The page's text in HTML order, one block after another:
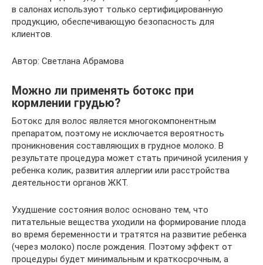
в салонах используют только сертифицированную
продукцию, обеспечивающую безопасность для
клиентов.
Автор: Светлана Абрамова
Можно ли применять ботокс при
кормлении грудью?
Ботокс для волос является многокомпонентным
препаратом, поэтому не исключается вероятность
проникновения составляющих в грудное молоко. В
результате процедура может стать причиной усиления у
ребенка колик, развития аллергии или расстройства
деятельности органов ЖКТ.
Ухудшение состояния волос основано тем, что
питательные вещества уходили на формирование плода
во время беременности и тратятся на развитие ребенка
(через молоко) после рождения. Поэтому эффект от
процедуры будет минимальным и краткосрочным, а